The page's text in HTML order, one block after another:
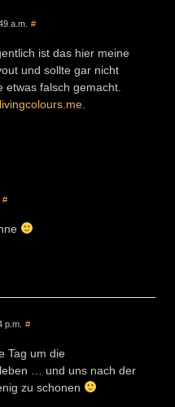
a.m. #
ist das hier meine
und sollte gar nicht
etwas falsch gemacht.
#
p.m. #
Tag um die
… und uns nach der
zu schonen